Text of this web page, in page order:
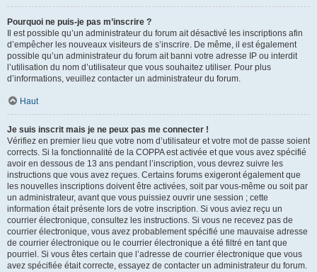
Pourquoi ne puis-je pas m’inscrire ?
Il est possible qu’un administrateur du forum ait désactivé les inscriptions afin
d’empêcher les nouveaux visiteurs de s’inscrire. De même, il est également
possible qu’un administrateur du forum ait banni votre adresse IP ou interdit
l’utilisation du nom d’utilisateur que vous souhaitez utiliser. Pour plus
d’informations, veuillez contacter un administrateur du forum.
Haut
Je suis inscrit mais je ne peux pas me connecter !
Vérifiez en premier lieu que votre nom d’utilisateur et votre mot de passe soient
corrects. Si la fonctionnalité de la COPPA est activée et que vous avez spécifié
avoir en dessous de 13 ans pendant l’inscription, vous devrez suivre les
instructions que vous avez reçues. Certains forums exigeront également que
les nouvelles inscriptions doivent être activées, soit par vous-même ou soit par
un administrateur, avant que vous puissiez ouvrir une session ; cette
information était présente lors de votre inscription. Si vous aviez reçu un
courrier électronique, consultez les instructions. Si vous ne recevez pas de
courrier électronique, vous avez probablement spécifié une mauvaise adresse
de courrier électronique ou le courrier électronique a été filtré en tant que
pourriel. Si vous êtes certain que l’adresse de courrier électronique que vous
avez spécifiée était correcte, essayez de contacter un administrateur du forum.